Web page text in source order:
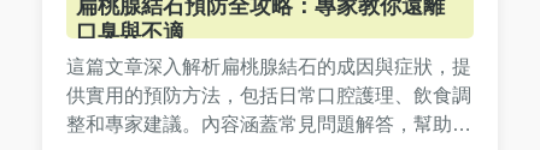
扁桃腺結石預防全攻略：專家教你遠離
口臭與不適
這篇文章深入解析扁桃腺結石的成因與症狀，提
供實用的預防方法，包括日常口腔護理、飲食調
整和專家建議。內容涵蓋常見問題解答，幫助你